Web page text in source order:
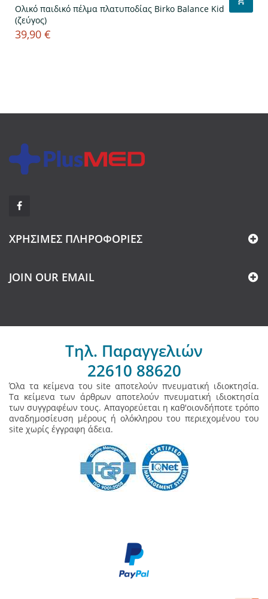
Ολικό παιδικό πέλμα πλατυποδίας Birko Balance Kid
(ζεύγος)
Τιμή
39,90 €
ΧΡΉΣΙΜΕΣ ΠΛΗΡΟΦΟΡΊΕΣ
JOIN OUR EMAIL
Τηλ. Παραγγελιών
22610 88620
Όλα τα κείμενα του site αποτελούν πνευματική ιδιοκτησία.
Τα κείμενα των άρθρων αποτελούν πνευματική ιδιοκτησία
των συγγραφέων τους. Απαγορεύεται η καθ'οιονδήποτε τρόπο
αναδημοσίευση μέρους ή ολόκληρου του περιεχομένου του
site χωρίς έγγραφη άδεια.